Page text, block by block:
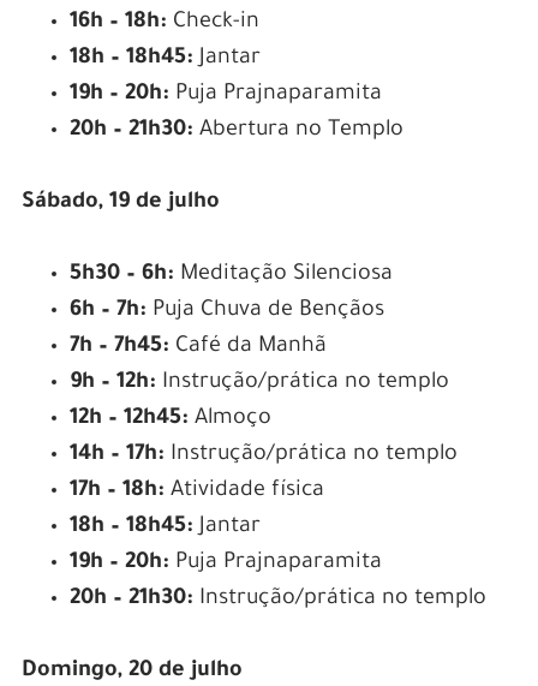
16h – 18h: Check-in
18h – 18h45: Jantar
19h – 20h: Puja Prajnaparamita
20h – 21h30: Abertura no Templo
Sábado, 19 de julho
5h30 – 6h: Meditação Silenciosa
6h – 7h: Puja Chuva de Bençãos
7h – 7h45: Café da Manhã
9h – 12h: Instrução/prática no templo
12h – 12h45: Almoço
14h – 17h: Instrução/prática no templo
17h – 18h: Atividade física
18h – 18h45: Jantar
19h – 20h: Puja Prajnaparamita
20h – 21h30: Instrução/prática no templo
Domingo, 20 de julho